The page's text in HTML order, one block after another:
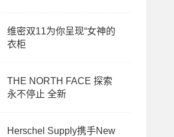
维密双11为你呈现“女神的
衣柜
THE NORTH FACE 探索
永不停止 全新
Herschel Supply携手New